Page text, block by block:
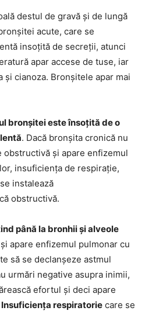
destul de gravă și de lungă
acute, care se
insoțită de secreții, atunci
apar accese de tuse, iar
și cianoza. Bronșitele apar mai
bronșitei este însoțită de o
. Dacă bronșita cronică nu
obstructivă și apare enfizemul
insuficiența de respirație,
instalează
obstructivă.
până la bronhii și alveole
apare enfizemul pulmonar cu
să se declanșeze astmul
urmări negative asupra inimii,
efortul și deci apare
Insuficiența respiratorie care se